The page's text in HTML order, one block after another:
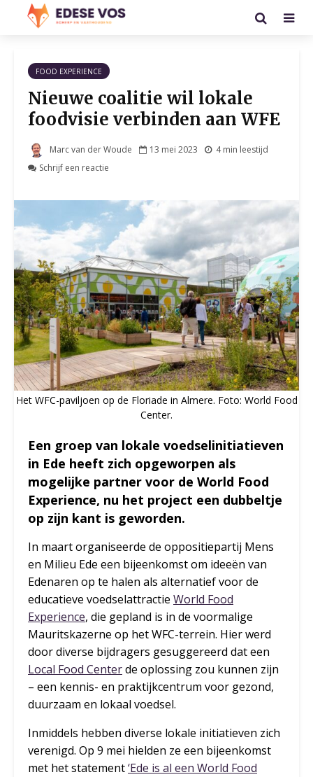
FOOD EXPERIENCE
Nieuwe coalitie wil lokale
foodvisie verbinden aan WFE
Marc van der Woude 13 mei 2023
4 min leestijd
Schrijf een reactie
Het WFC-paviljoen op de Floriade in Almere. Foto: World Food
Center.
Een groep van lokale voedselinitiatieven
in Ede heeft zich opgeworpen als
mogelijke partner voor de World Food
Experience, nu het project een dubbeltje
op zijn kant is geworden.
In maart organiseerde de oppositiepartij Mens
en Milieu Ede een bijeenkomst om ideeën van
Edenaren op te halen als alternatief voor de
educatieve voedselattractie World Food
Experience, die gepland is in de voormalige
Mauritskazerne op het WFC-terrein. Hier werd
door diverse bijdragers gesuggereerd dat een
Local Food Centerde oplossing zou kunnen zijn
– een kennis- en praktijkcentrum voor gezond,
duurzaam en lokaal voedsel.
Inmiddels hebben diverse lokale initiatieven zich
verenigd. Op 9 mei hielden ze een bijeenkomst
met het statement‘Ede is al een World Food